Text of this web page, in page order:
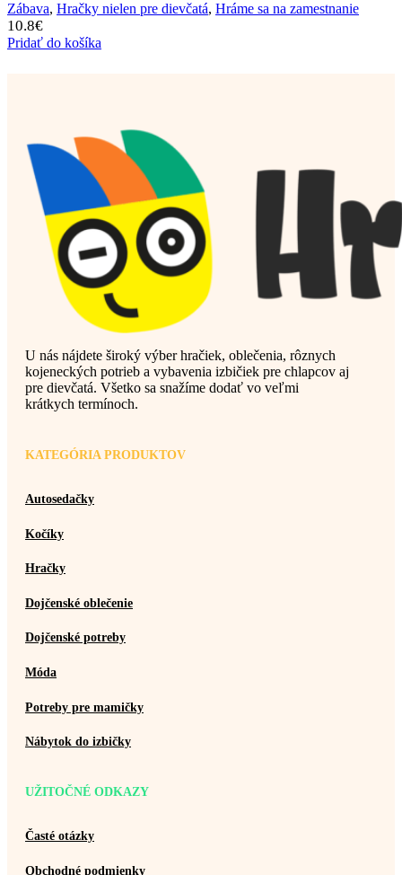
Zábava, Hračky nielen pre dievčatá, Hráme sa na zamestnanie
10.8€
Pridať do košíka
U nás nájdete široký výber hračiek, oblečenia, rôznych
kojeneckých potrieb a vybavenia izbičiek pre chlapcov aj
pre dievčatá. Všetko sa snažíme dodať vo veľmi
krátkych termínoch.
KATEGÓRIA PRODUKTOV
Autosedačky
Kočíky
Hračky
Dojčenské oblečenie
Dojčenské potreby
Móda
Potreby pre mamičky
Nábytok do izbičky
UŽITOČNÉ ODKAZY
Časté otázky
Obchodné podmienky